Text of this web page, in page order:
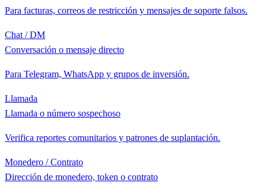
Para facturas, correos de restricción y mensajes de soporte falsos.
Chat / DM
Conversación o mensaje directo
Para Telegram, WhatsApp y grupos de inversión.
Llamada
Llamada o número sospechoso
Verifica reportes comunitarios y patrones de suplantación.
Monedero / Contrato
Dirección de monedero, token o contrato